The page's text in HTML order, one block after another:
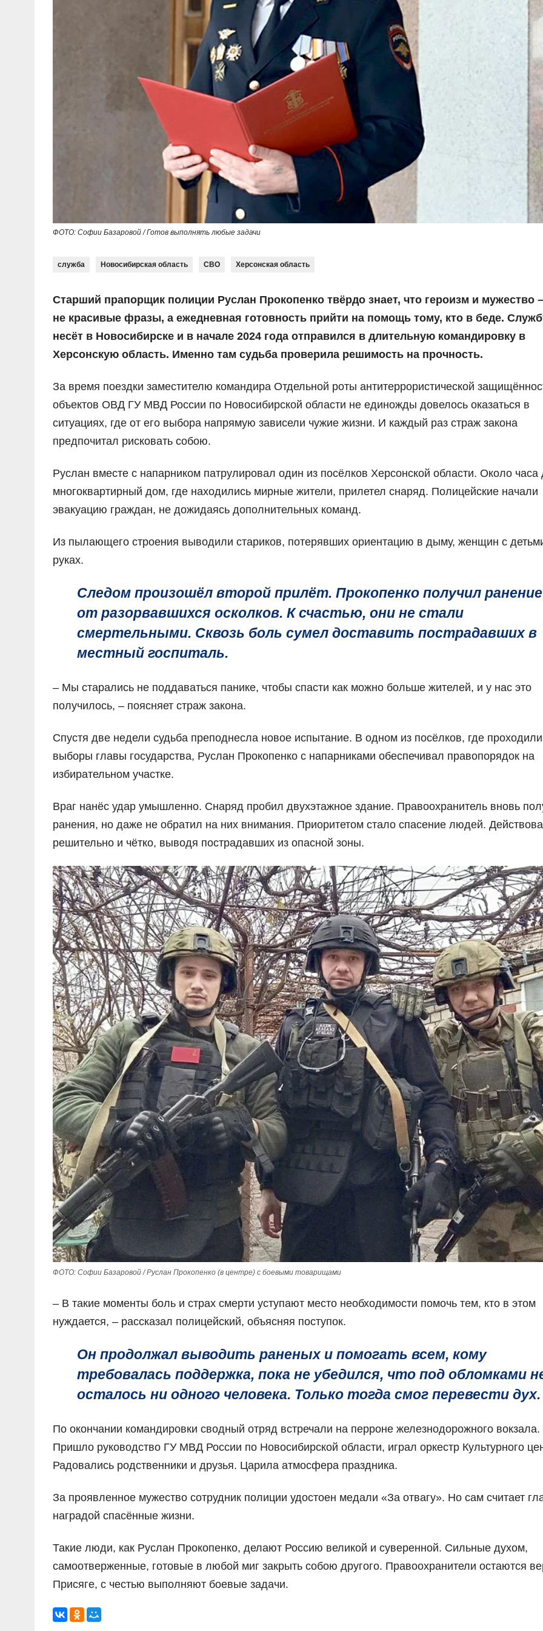
ФОТО: Софии Базаровой / Готов выполнять любые задачи
служба Новосибирская область СВО Херсонская область
Старший прапорщик полиции Руслан Прокопенко твёрдо знает, что героизм и мужество
не красивые фразы, а ежедневная готовность прийти на помощь тому, кто в беде.
несёт в Новосибирске и в начале 2024 года отправился в длительную командировку в
Херсонскую область. Именно там судьба проверила решимость на прочность.
За время поездки заместителю командира Отдельной роты антитеррористической
объектов ОВД ГУ МВД России по Новосибирской области не единожды довелось оказаться в
ситуациях, где от его выбора напрямую зависели чужие жизни. И каждый раз страж закона
предпочитал рисковать собою.
Руслан вместе с напарником патрулировал один из посёлков Херсонской области. Около часа
многоквартирный дом, где находились мирные жители, прилетел снаряд. Полицейские начали
эвакуацию граждан, не дожидаясь дополнительных команд.
Из пылающего строения выводили стариков, потерявших ориентацию в дыму, женщин с
руках.
Следом произошёл второй прилёт. Прокопенко получил ранение
от разорвавшихся осколков. К счастью, они не стали
смертельными. Сквозь боль сумел доставить пострадавших в
местный госпиталь.
– Мы старались не поддаваться панике, чтобы спасти как можно больше жителей, и у нас это
получилось, – поясняет страж закона.
Спустя две недели судьба преподнесла новое испытание. В одном из посёлков, где проходили
выборы главы государства, Руслан Прокопенко с напарниками обеспечивал правопорядок на
избирательном участке.
Враг нанёс удар умышленно. Снаряд пробил двухэтажное здание. Правоохранитель вновь
ранения, но даже не обратил на них внимания. Приоритетом стало спасение людей.
решительно и чётко, выводя пострадавших из опасной зоны.
ФОТО: Софии Базаровой / Руслан Прокопенко (в центре) с боевыми товарищами
– В такие моменты боль и страх смерти уступают место необходимости помочь тем, кто в этом
нуждается, – рассказал полицейский, объясняя поступок.
Он продолжал выводить раненых и помогать всем, кому
требовалась поддержка, пока не убедился, что под обломками
осталось ни одного человека. Только тогда смог перевести дух.
По окончании командировки сводный отряд встречали на перроне железнодорожного вокзала.
Пришло руководство ГУ МВД России по Новосибирской области, играл оркестр Культурного
Радовались родственники и друзья. Царила атмосфера праздника.
За проявленное мужество сотрудник полиции удостоен медали «За отвагу». Но сам считает
наградой спасённые жизни.
Такие люди, как Руслан Прокопенко, делают Россию великой и суверенной. Сильные духом,
самоотверженные, готовые в любой миг закрыть собою другого. Правоохранители остаются
Присяге, с честью выполняют боевые задачи.